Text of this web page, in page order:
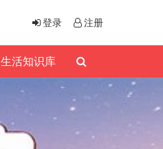
登录 注册
生活知识库